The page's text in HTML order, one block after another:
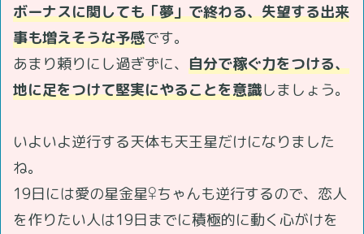
ボーナスに関しても「夢」で終わる、失望する出来
事も増えそうな予感です。
あまり頼りにし過ぎずに、 自分で稼ぐ力をつける、
地に足をつけて堅実にやることを意識しましょう。
いよいよ逆行する天体も天王星だけになりました
ね。
19日には愛の星金星♀ちゃんも逆行するので、恋人
を作りたい人は19日までに積極的に動く心がけを